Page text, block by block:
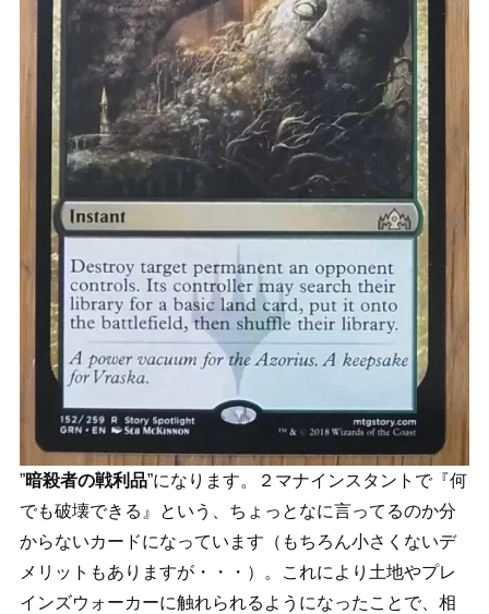
”暗殺者の戦利品”になります。２マナインスタントで『何
でも破壊できる』という、ちょっとなに言ってるのか分
からないカードになっています（もちろん小さくないデ
メリットもありますが・・・）。これにより土地やプレ
インズウォーカーに触れられるようになったことで、相